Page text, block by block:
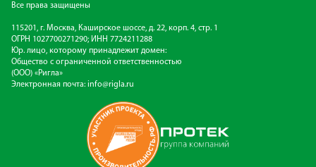
Все права защищены
115201, г. Москва, Каширское шоссе, д. 22, корп. 4, стр. 1
ОГРН 1027700271290; ИНН 7724211288
Юр. лицо, которому принадлежит домен:
Общество с ограниченной ответственностью
(ООО) «Ригла»
Электронная почта: info@rigla.ru